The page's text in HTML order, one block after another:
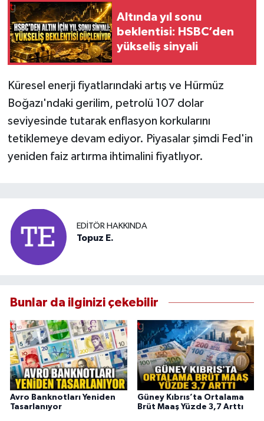
Altında yıl sonu
beklentisi: HSBC’den
yükseliş sinyali
Küresel enerji fiyatlarındaki artış ve Hürmüz
Boğazı'ndaki gerilim, petrolü 107 dolar
seviyesinde tutarak enflasyon korkularını
tetiklemeye devam ediyor. Piyasalar şimdi Fed'in
yeniden faiz artırma ihtimalini fiyatlıyor.
EDITÖR HAKKINDA
Topuz E.
Bunlar da ilginizi çekebilir
Avro Banknotları Yeniden
Tasarlanıyor
Güney Kıbrıs’ta Ortalama
Brüt Maaş Yüzde 3,7 Arttı